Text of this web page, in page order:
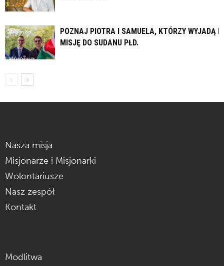
POZNAJ PIOTRA I SAMUELA, KTÓRZY WYJADĄ
MISJĘ DO SUDANU PŁD.
Nasza misja
Misjonarze i Misjonarki
Wolontariusze
Nasz zespół
Kontakt
Modlitwa